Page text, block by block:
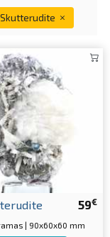
59€
| 90x60x60 mm